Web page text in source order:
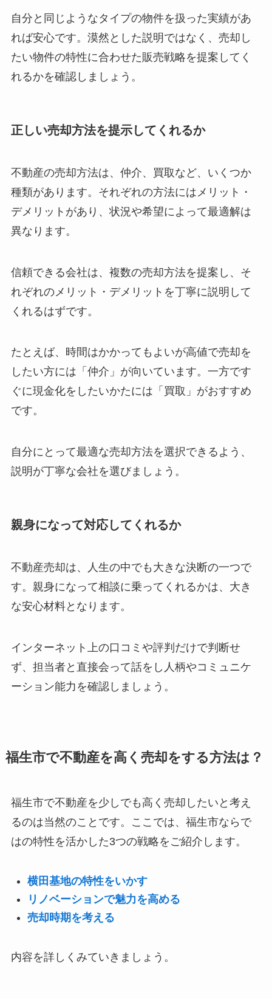
自分と同じようなタイプの物件を扱った実績があ
れば安心です。漠然とした説明ではなく、売却し
たい物件の特性に合わせた販売戦略を提案してく
れるかを確認しましょう。
正しい売却方法を提示してくれるか
不動産の売却方法は、仲介、買取など、いくつか
種類があります。それぞれの方法にはメリット・
デメリットがあり、状況や希望によって最適解は
異なります。
信頼できる会社は、複数の売却方法を提案し、そ
れぞれのメリット・デメリットを丁寧に説明して
くれるはずです。
たとえば、時間はかかってもよいが高値で売却を
したい方には「仲介」が向いています。一方です
ぐに現金化をしたいかたには「買取」がおすすめ
です。
自分にとって最適な売却方法を選択できるよう、
説明が丁寧な会社を選びましょう。
親身になって対応してくれるか
不動産売却は、人生の中でも大きな決断の一つで
す。親身になって相談に乗ってくれるかは、大き
な安心材料となります。
インターネット上の口コミや評判だけで判断せ
ず、担当者と直接会って話をし人柄やコミュニケ
ーション能力を確認しましょう。
福生市で不動産を高く売却をする方法は？
福生市で不動産を少しでも高く売却したいと考え
るのは当然のことです。ここでは、福生市ならで
はの特性を活かした3つの戦略をご紹介します。
横田基地の特性をいかす
リノベーションで魅力を高める
売却時期を考える
内容を詳しくみていきましょう。